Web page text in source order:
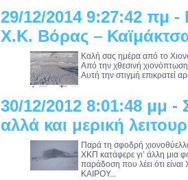
29/12/2014 9:27:42 πμ -
Χ.Κ. Βόρας –
Καλή σας ημέρα από το
Από την χθεσινή
Αυτή την στιγμή επικρατεί
30/12/2012 8:01:48 μμ -
αλλά και μερική
Παρά τη σφοδρή
ΧΚΠ κατάφερε γι’ άλλη μια
παράδοση που λέει ότι
ΚΑΙΡΟΥ...